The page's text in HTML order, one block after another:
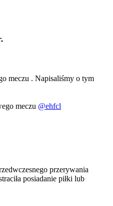
meczu . Napisaliśmy o tym
meczu @ehfcl
przerywania
posiadanie piłki lub